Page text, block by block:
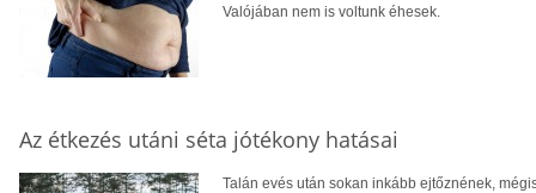
Valójában nem is voltunk éhesek.
Az étkezés utáni séta jótékony hatásai
Talán evés után sokan inkább ejtőznének,